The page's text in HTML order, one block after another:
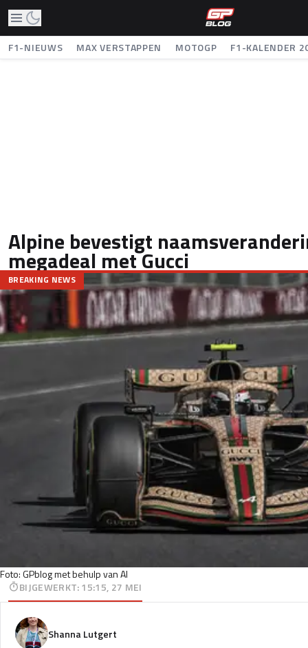
F1-NIEUWS MAX VERSTAPPEN MOTOGP F1-KALENDER
Alpine bevestigt
megadeal met Gucci
Foto: GPblog met behulp van AI
BREAKING NEWS
BIJGEWERKT:15:15, 27 MEI
Shanna Lutgert